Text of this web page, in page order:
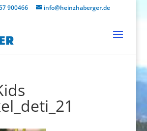
900466 info@heinzhaberger.de